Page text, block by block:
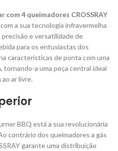
com 4 queimadores CROSSRAY
a sua tecnologia infravermelha
e versatilidade de
para os entusiastas dos
características de ponta com uma
a uma peça central ideal
ar livre.
BBQ está a sua revolucionária
contrário dos queimadores a gás
garante uma distribuição